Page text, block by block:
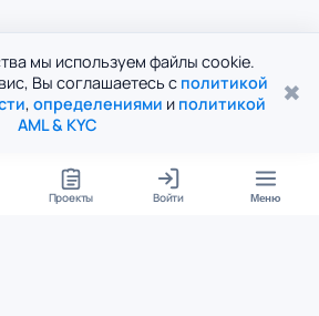
мы используем файлы cookie.
Вы соглашаетесь с политикой
, определениями и политикой
AML & KYC
✖
Проекты Войти Меню